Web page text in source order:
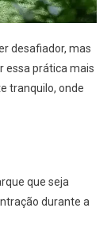
desafiador, mas
essa prática mais
tranquilo, onde
que seja
durante a